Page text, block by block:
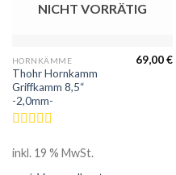
NICHT VORRÄTIG
HORNKÄMME
Thohr Hornkamm
Griffkamm 8,5“
-2,0mm-
mit
69,00€
inkl. 19 % MwSt.